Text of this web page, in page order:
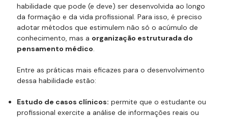
habilidade que pode (e deve) ser desenvolvida ao longo
da formação e da vida profissional. Para isso, é preciso
adotar métodos que estimulem não só o acúmulo de
conhecimento, mas a organização estruturada do
pensamento médico.
Entre as práticas mais eficazes para o desenvolvimento
dessa habilidade estão:
Estudo de casos clínicos: permite que o estudante ou
profissional exercite a análise de informações reais ou